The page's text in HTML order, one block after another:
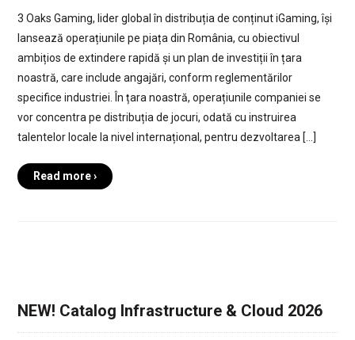
3 Oaks Gaming, lider global în distribuția de conținut iGaming, își
lansează operațiunile pe piața din România, cu obiectivul
ambițios de extindere rapidă și un plan de investiții în țara
noastră, care include angajări, conform reglementărilor
specifice industriei. În țara noastră, operațiunile companiei se
vor concentra pe distribuția de jocuri, odată cu instruirea
talentelor locale la nivel internațional, pentru dezvoltarea […]
Read more ›
NEW! Catalog Infrastructure & Cloud 2026